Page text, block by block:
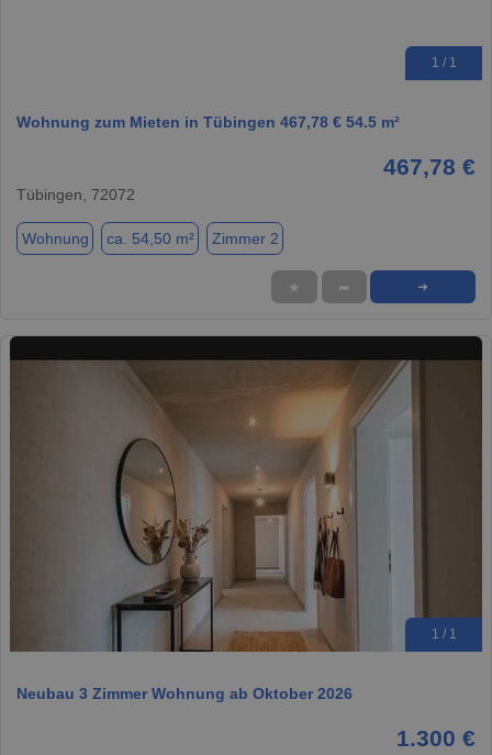
1 / 1
Wohnung zum Mieten in Tübingen 467,78 € 54.5 m²
467,78 €
Tübingen, 72072
Wohnung ca. 54,50 m² Zimmer 2
★ ➦ ➜
1 / 1
Neubau 3 Zimmer Wohnung ab Oktober 2026
1.300 €